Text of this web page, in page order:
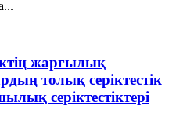
жарғылық
толық серiктестiк
серіктестіктері